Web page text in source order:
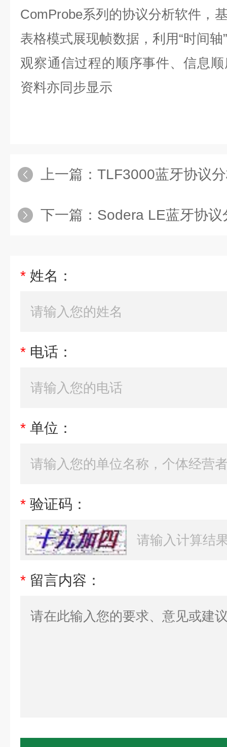
ComProbe系列的协议分析软件，
表格模式展现帧数据，利用“时间
观察通信过程的顺序事件、信息
资料亦同步显示
上一篇： TLF3000蓝牙协议
下一篇： Sodera LE蓝牙协议
* 姓名：
* 电话：
* 单位：
* 验证码：
* 留言内容：